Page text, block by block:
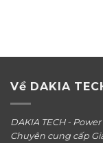
Về DAKIA
DAKIA TECH -
Chuyên cung cấp